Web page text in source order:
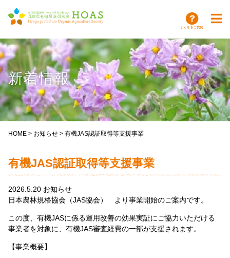
新着情報
HOME > お知らせ > 有機JAS認証取得等支援事業
有機JAS認証取得等支援事業
2026.5.20 お知らせ
日本農林規格協会（JAS協会） より事業開始のご案内です。
この度、有機JASに係る運用改善の効果実証にご協力いただける
事業者を対象に、有機JAS審査経費の一部が支援されます。
【事業概要】